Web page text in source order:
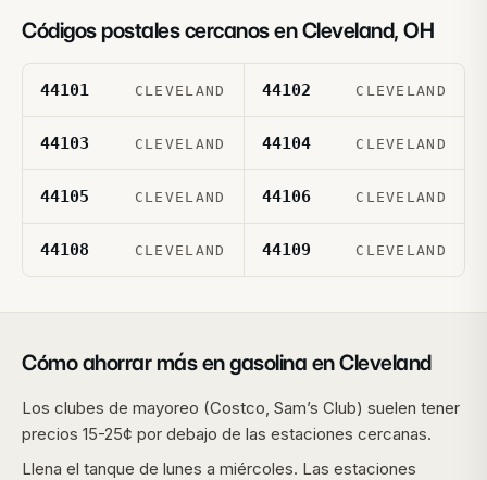
Códigos postales cercanos enCleveland, OH
44101 CLEVELAND 44102 CLEVELAND
44103 CLEVELAND 44104 CLEVELAND
44105 CLEVELAND 44106 CLEVELAND
44108 CLEVELAND 44109 CLEVELAND
Cómo ahorrar más en gasolina enCleveland
Los clubes de mayoreo (Costco, Sam’s Club) suelen tener
precios 15-25¢ por debajo de las estaciones cercanas.
Llena el tanque de lunes a miércoles. Las estaciones